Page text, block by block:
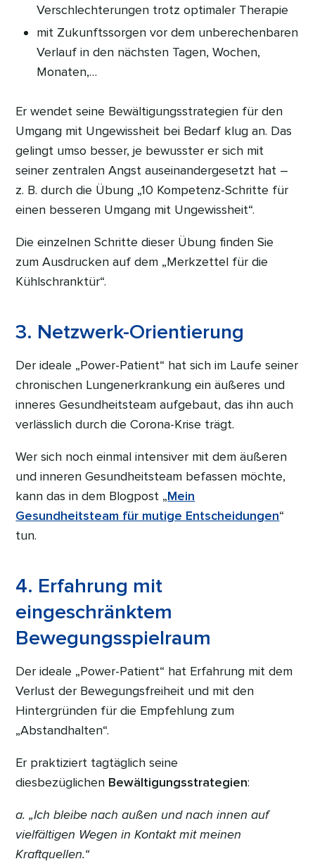
Verschlechterungen trotz optimaler Therapie
mit Zukunftssorgen vor dem unberechenbaren
Verlauf in den nächsten Tagen, Wochen,
Monaten,…
Er wendet seine Bewältigungsstrategien für den
Umgang mit Ungewissheit bei Bedarf klug an. Das
gelingt umso besser, je bewusster er sich mit
seiner zentralen Angst auseinandergesetzt hat –
z. B. durch die Übung „10 Kompetenz-Schritte für
einen besseren Umgang mit Ungewissheit“.
Die einzelnen Schritte dieser Übung finden Sie
zum Ausdrucken auf dem „Merkzettel für die
Kühlschranktür“.
3. Netzwerk-Orientierung
Der ideale „Power-Patient“ hat sich im Laufe seiner
chronischen Lungenerkrankung ein äußeres und
inneres Gesundheitsteam aufgebaut, das ihn auch
verlässlich durch die Corona-Krise trägt.
Wer sich noch einmal intensiver mit dem äußeren
und inneren Gesundheitsteam befassen möchte,
kann das in dem Blogpost „Mein
Gesundheitsteam für mutige Entscheidungen“
tun.
4. Erfahrung mit
eingeschränktem
Bewegungsspielraum
Der ideale „Power-Patient“ hat Erfahrung mit dem
Verlust der Bewegungsfreiheit und mit den
Hintergründen für die Empfehlung zum
„Abstandhalten“.
Er praktiziert tagtäglich seine
diesbezüglichen Bewältigungsstrategien:
a. „Ich bleibe nach außen und nach innen auf
vielfältigen Wegen in Kontakt mit meinen
Kraftquellen.“